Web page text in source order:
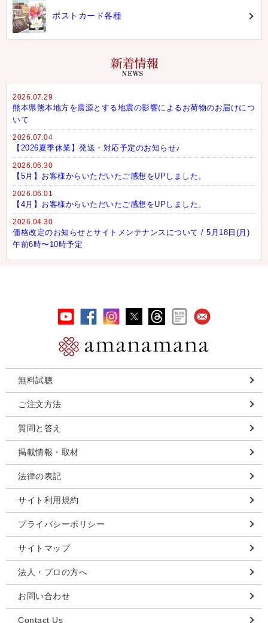
ポストカード各種
2026.07.29
熊本県熊本地方を震源とする地震の影響によるお荷物のお届けにつ
いて
2026.07.04
【2026夏季休業】発送・対応予定のお知らせ♪
2026.06.30
【5月】お客様からいただいたご感想をUPしました。
2026.06.01
【4月】お客様からいただいたご感想をUPしました。
2026.04.30
価格改定のお知らせとサイトメンテナンスについて / 5月18日(月)
午前6時〜10時予定
無料試聴
ご注文方法
質問と答え
掲載情報・取材
法律の表記
サイト利用規約
プライバシーポリシー
サイトマップ
法人・プロの方へ
お問い合わせ
Contact Us